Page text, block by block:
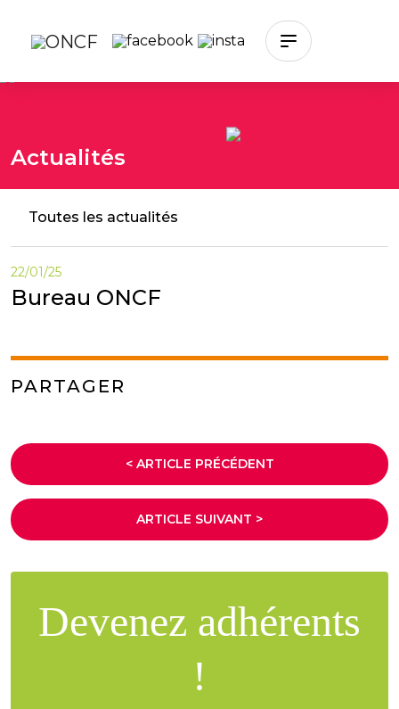
Actualités
Toutes les actualités
22/01/25
Bureau ONCF
PARTAGER
< ARTICLE PRÉCÉDENT
ARTICLE SUIVANT >
Devenez adhérents
!